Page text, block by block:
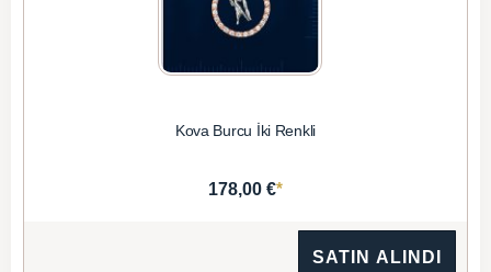
Kova Burcu İki Renkli
178,00 €*
SATIN ALINDI